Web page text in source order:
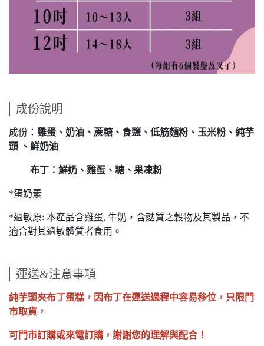
成份說明
成份： 雞蛋、奶油、蔗糖、食鹽、低筋麵粉、玉米粉、純芋
頭 、鮮奶油
布丁：鮮奶、雞蛋、糖、果凍粉
*蛋奶素
*過敏原: 本產品含雞蛋, 牛奶，含麩質之穀物及其製品，不
適合對其過敏體質者食用。
運送&注意事項
純芋頭夾布丁蛋糕，因布丁在運送過程中容易移位，只限門
市取貨，
可門市訂購或來電訂購，謝謝您的理解與配合！